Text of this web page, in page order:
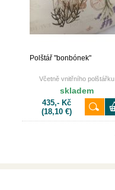
Polštář "bonbónek"
Včetně vnitřního polštářku
skladem
435,- Kč
(18,10 €)